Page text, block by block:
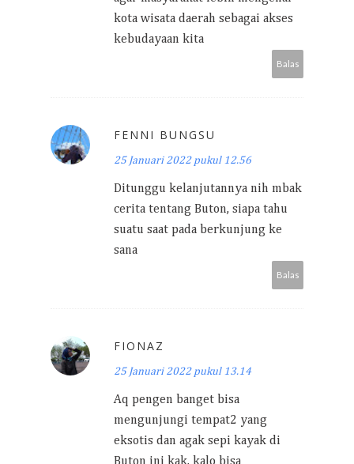
kota wisata daerah sebagai akses
kebudayaan kita
Balas
FENNI BUNGSU
25 Januari 2022 pukul 12.56
Ditunggu kelanjutannya nih mbak
cerita tentang Buton, siapa tahu
suatu saat pada berkunjung ke
sana
Balas
FIONAZ
25 Januari 2022 pukul 13.14
Aq pengen banget bisa
mengunjungi tempat2 yang
eksotis dan agak sepi kayak di